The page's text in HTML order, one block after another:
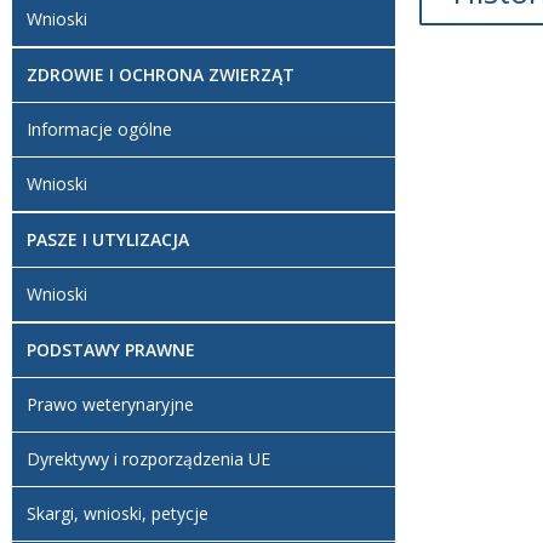
Wnioski
ZDROWIE I OCHRONA ZWIERZĄT
Informacje ogólne
Wnioski
PASZE I UTYLIZACJA
Wnioski
PODSTAWY PRAWNE
Prawo weterynaryjne
Dyrektywy i rozporządzenia UE
Skargi, wnioski, petycje